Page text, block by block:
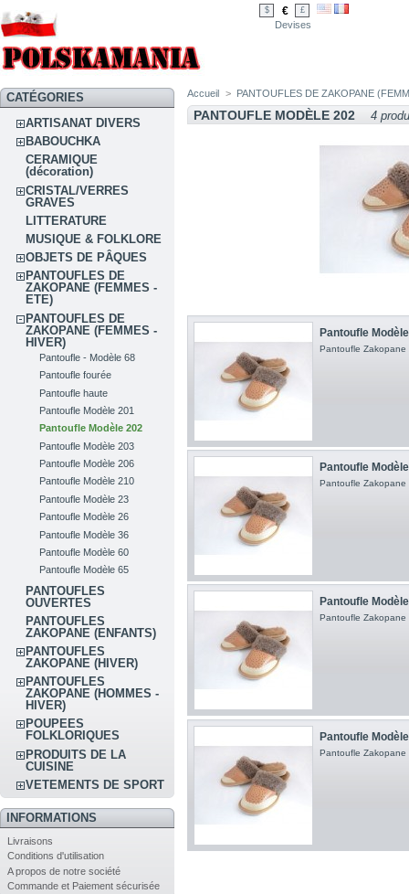
$ € £
Devises
CATÉGORIES
ARTISANAT DIVERS
BABOUCHKA
CERAMIQUE
(décoration)
CRISTAL/VERRES
GRAVES
LITTERATURE
MUSIQUE & FOLKLORE
OBJETS DE PÂQUES
PANTOUFLES DE
ZAKOPANE (FEMMES -
ETE)
PANTOUFLES DE
ZAKOPANE (FEMMES -
HIVER)
Pantoufle - Modèle 68
Pantoufle fourée
Pantoufle haute
Pantoufle Modèle 201
Pantoufle Modèle 202
Pantoufle Modèle 203
Pantoufle Modèle 206
Pantoufle Modèle 210
Pantoufle Modèle 23
Pantoufle Modèle 26
Pantoufle Modèle 36
Pantoufle Modèle 60
Pantoufle Modèle 65
PANTOUFLES
OUVERTES
PANTOUFLES
ZAKOPANE (ENFANTS)
PANTOUFLES
ZAKOPANE (HIVER)
PANTOUFLES
ZAKOPANE (HOMMES -
HIVER)
POUPEES
FOLKLORIQUES
PRODUITS DE LA
CUISINE
VETEMENTS DE SPORT
INFORMATIONS
Livraisons
Conditions d'utilisation
A propos de notre société
Commande et Paiement sécurisée
Accueil > PANTOUFLES DE ZAKOPANE
PANTOUFLE MODÈLE 202 4
Pantoufle
Pantoufle Zakopane
Pantoufle
Pantoufle Zakopane
Pantoufle
Pantoufle Zakopane
Pantoufle
Pantoufle Zakopane